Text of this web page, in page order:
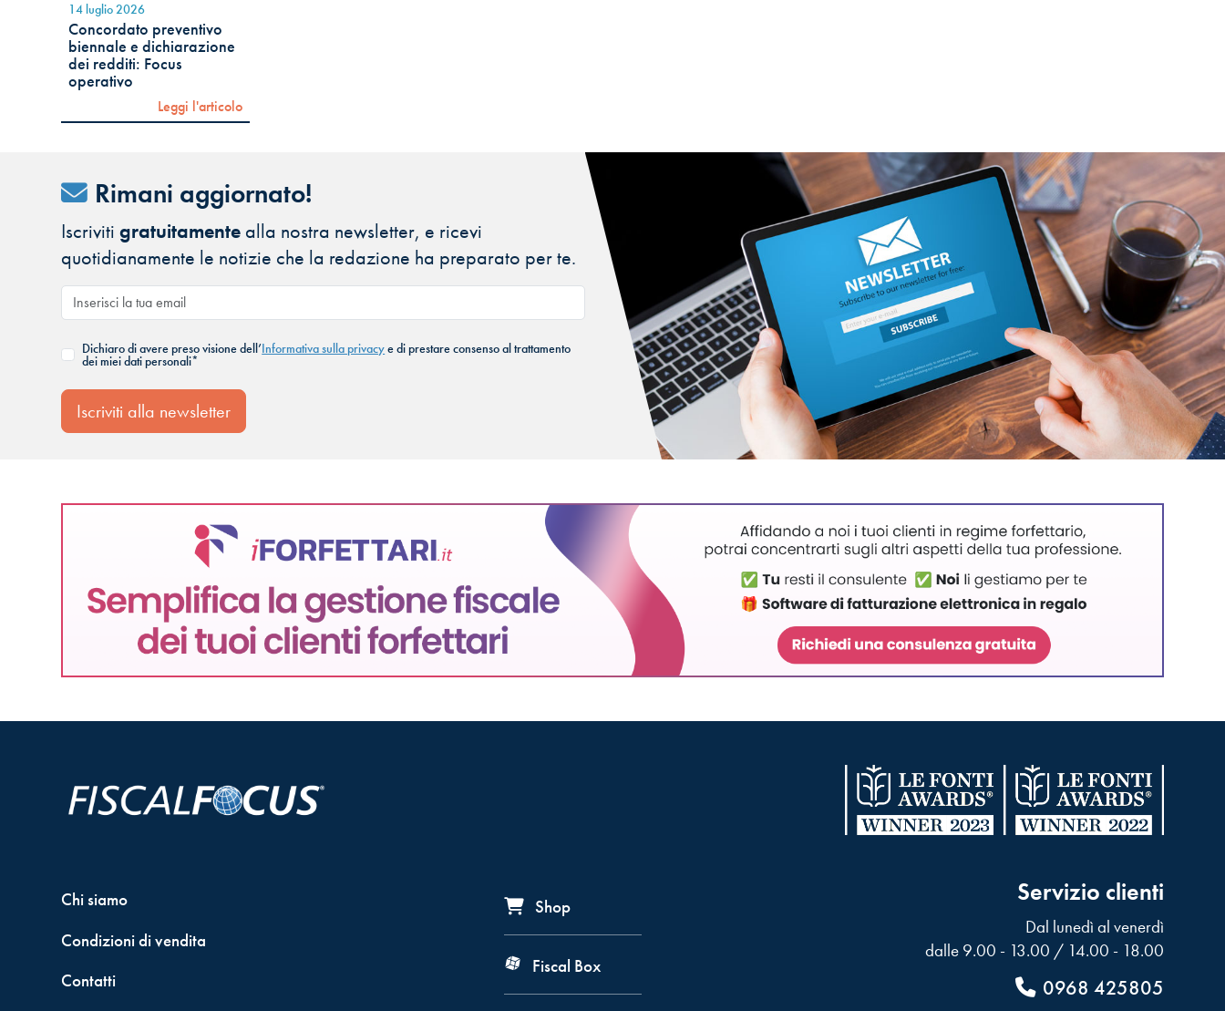
14 luglio 2026
Concordato preventivo
biennale e dichiarazione
dei redditi: Focus
operativo
Leggi l'articolo
Rimani aggiornato!
Iscrivitigratuitamente alla nostra newsletter, e ricevi
quotidianamente le notizie che la redazione ha preparato per te.
Dichiaro di avere preso visione dell’Informativa sulla privacye di prestare consenso al trattamento
dei miei dati personali*
Iscriviti alla newsletter
Chi siamo
Condizioni di vendita
Contatti
Shop
Fiscal Box
Servizio clienti
Dal lunedì al venerdì
dalle 9.00 - 13.00 / 14.00 - 18.00
0968 425805